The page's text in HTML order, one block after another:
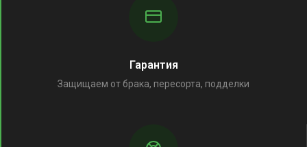
Гарантия
Защищаем от брака, пересорта, подделки